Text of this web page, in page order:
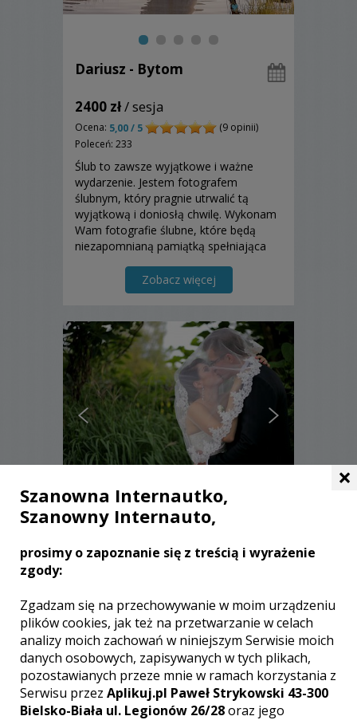
Dariusz - Bytom
2400 zł/ sesja
Ocena: 5,00 / 5
(9 opinii)
Poleceń: 233
Ślub to zawsze wyjątkowe i ważne
wydarzenie. Jestem fotografem
ślubnym, który pragnie utrwalić tą
wyjątkową i doniosłą chwilę. Wykonam
Wam fotografie ślubne, które będą
niezapomnianą pamiątką spełniająca
dnia. Zapraszam do zapoznania się z
moją ofertą!
Zobacz więcej
Katarzyna - Tychy
2000 zł/ sesja
Wielkie emocje, jakie towarzyszą
chwilom podczas uroczystości ślubnej,
doskonale uwidocznione są na
profesjonalnie wykonanej fotografii
ślubnej. Stworzę Wam fotografie
tchnące szczęściem. Wykonam album
lub foto książkę, która będzie wspaniałą
×
Szanowna Internautko,
Szanowny Internauto,
prosimy o zapoznanie się z treścią i wyrażenie
zgody:
Zgadzam się na przechowywanie w moim urządzeniu
plików cookies, jak też na przetwarzanie w celach
analizy moich zachowań w niniejszym Serwisie moich
danych osobowych, zapisywanych w tych plikach,
pozostawianych przeze mnie w ramach korzystania z
Serwisu przez Aplikuj.pl Paweł Strykowski 43-300
Bielsko-Biała ul. Legionów 26/28oraz jego